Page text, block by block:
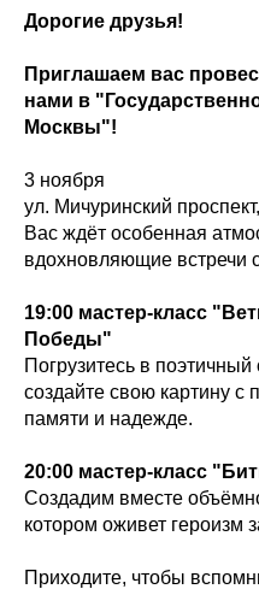
Дорогие друзья!
Приглашаем вас
нами в
Москвы"!
3 ноября
ул. Мичуринский
Вас ждёт особенная
вдохновляющие встречи
19:00 мастер-класс
Победы"
Погрузитесь в
создайте свою картину с
памяти и надежде.
20:00 мастер-класс
Создадим вместе
котором оживет героизм
Приходите, чтобы